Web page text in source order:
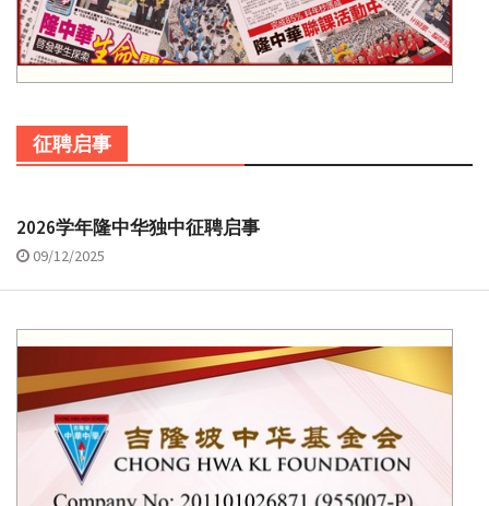
征聘启事
2026学年隆中华独中征聘启事
09/12/2025